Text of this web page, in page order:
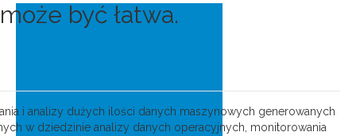
być łatwa.
i analizy dużych ilości danych maszynowych generowanych
w dziedzinie analizy danych operacyjnych, monitorowania